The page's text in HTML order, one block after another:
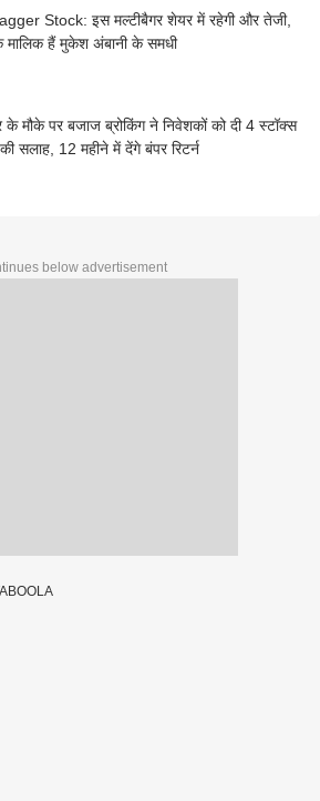
Stock: इस मल्टीबैगर शेयर में रहेगी और तेजी,
मालिक हैं मुकेश अंबानी के समधी
के मौके पर बजाज ब्रोकिंग ने निवेशकों को दी 4 स्टॉक्स
सलाह, 12 महीने में देंगे बंपर रिटर्न
below advertisement